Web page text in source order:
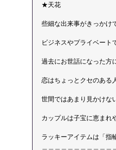
★天花
些細な出来事がきっかけ
ビジネスやプライベート
過去にお世話になった方
恋はちょっとクセのある
世間ではあまり見かけな
カップルは子宝に恵まれ
ラッキーアイテムは「指